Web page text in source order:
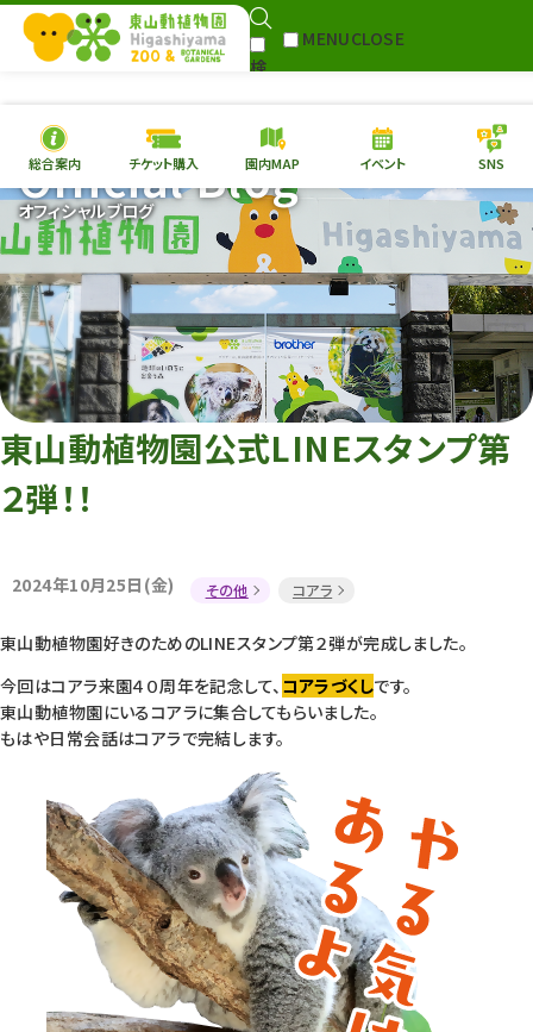
検
MENUCLOSE
本日の開園情報 チケ
園内MAP イベント
総合案内
動物園 植物園
再生プラン
東山動植物園
への支援
環境教育
総合案内 チケット購入 園内MAP イベント SNS
オフィシャルブログ
Official Blog
東山動植物園公式LINEスタンプ第
２弾！！
2024年10月25日(金) その他 コアラ
東山動植物園好きのためのLINEスタンプ第２弾が完成しました。
今回はコアラ来園４０周年を記念して、 コアラづくしです。
東山動植物園にいるコアラに集合してもらいました。
もはや日常会話はコアラで完結します。